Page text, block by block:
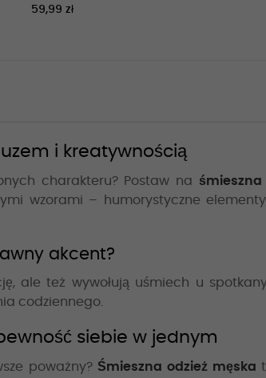
59,99 zł
i kreatywnością
charakteru? Postaw na śmieszna
wzorami – humorystyczne
akcent?
ale też wywołują uśmiech u
codziennego.
siebie w jednym
poważny? Śmieszna odzież męska